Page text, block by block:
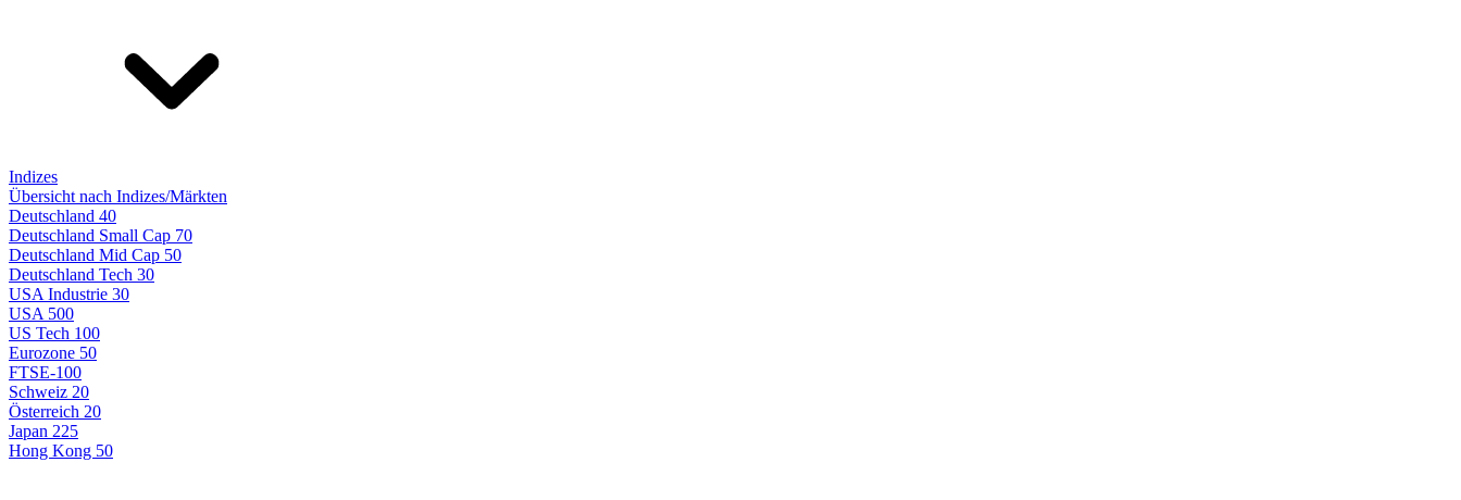
Indizes
Übersicht nach Indizes/Märkten
Deutschland 40
Deutschland Small Cap 70
Deutschland Mid Cap 50
Deutschland Tech 30
USA Industrie 30
USA 500
US Tech 100
Eurozone 50
FTSE-100
Schweiz 20
Österreich 20
Japan 225
Hong Kong 50